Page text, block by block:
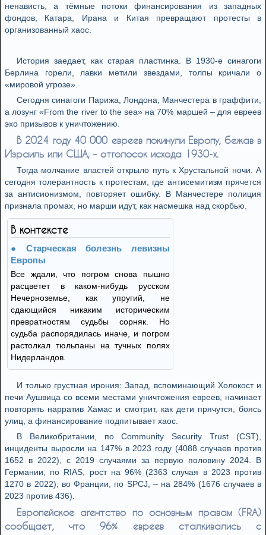
ненависть, а тёмные потоки финансирования из западных
фондов, Катара, Ирана и Китая превращают протесты в
организованный хаос.
История заедает, как старая пластинка. В 1930-е синагоги
Берлина горели, лавки метили звездами, толпы кричали о
«мировой угрозе».
Сегодня синагоги Парижа, Лондона, Манчестера в граффити,
а лозунг «From the river to the sea» на 70% маршей – для евреев
эхо призывов к уничтожению.
В 2024 году 40 000 евреев покинули Европу, бежав в
Израиль или США, – отголосок исхода 1930-х.
Тогда молчание властей открыло путь к Хрустальной ночи. А
сегодня толерантность к протестам, где антисемитизм прячется
за антисионизмом, повторяет ошибку. В Манчестере полиция
признала промах, но марши идут, как насмешка над скорбью.
В контексте
Старческая болезнь левизны
Европы
Все ждали, что погром снова пышно
расцветет в каком-нибудь русском
Нечерноземье, как упругий, не
сдающийся никаким историческим
превратностям судьбы сорняк. Но
судьба распорядилась иначе, и погром
растолкал тюльпаны на тучных полях
Нидерландов.
И только грустная ирония: Запад, вспоминающий Холокост и
печи Аушвица со всеми местами уничтожения евреев, начинает
повторять нарратив Хамас и смотрит, как дети прячутся, боясь
улиц, а финансирование подпитывает хаос.
В Великобритании, по Community Security Trust (CST),
инциденты выросли на 147% в 2023 году (4088 случаев против
1652 в 2022), с 2019 случаями за первую половину 2024. В
Германии, по RIAS, рост на 96% (2363 случая в 2023 против
1270 в 2022), во Франции, по SPCJ, – на 284% (1676 случаев в
2023 против 436).
Европейское агентство по основным правам (FRA)
сообщает, что 96% евреев сталкивались с